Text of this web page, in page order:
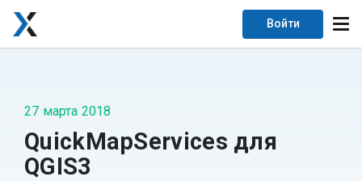
Войти
27 марта 2018
QuickMapServices для
QGIS3